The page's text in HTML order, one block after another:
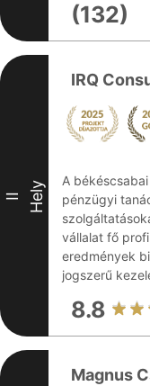
(132)
II Hely
IRQ
A
pénzügyi
vállalat fő
eredmények
jogszerű
8.8
Magnus